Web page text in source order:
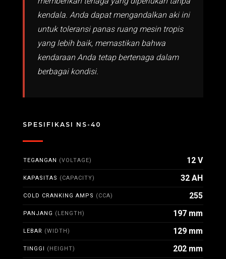
kendala. Anda dapat mengandalkan aki ini
untuk toleransi panas ruang mesin tropis
yang lebih baik, memastikan bahwa
kendaraan Anda tetap bertenaga dalam
berbagai kondisi.
SPESIFIKASI NS-40
TEGANGAN (VOLTAGE) 12 V
KAPASITAS (CAPACITY) 32 AH
COLD CRANKING AMPS (CCA) 255
PANJANG (LENGTH) 197 mm
LEBAR (WIDTH) 129 mm
TINGGI (HEIGHT) 202 mm